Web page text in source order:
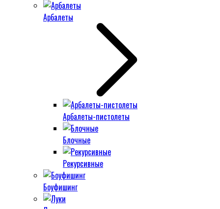
Арбалеты
Арбалеты-пистолеты
Блочные
Рекурсивные
Боуфишинг